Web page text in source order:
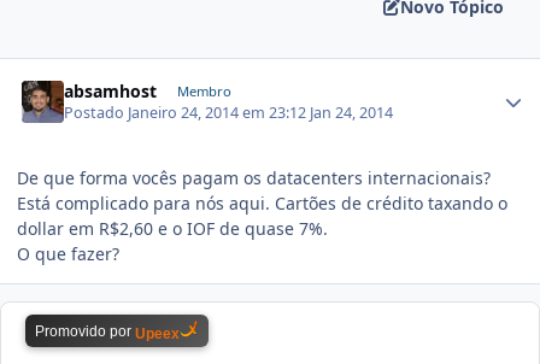
Novo Tópico
absamhost Membro
Postado Janeiro 24, 2014 em 23:12 Jan 24, 2014
De que forma vocês pagam os datacenters internacionais?
Está complicado para nós aqui. Cartões de crédito taxando o
dollar em R$2,60 e o IOF de quase 7%.
O que fazer?